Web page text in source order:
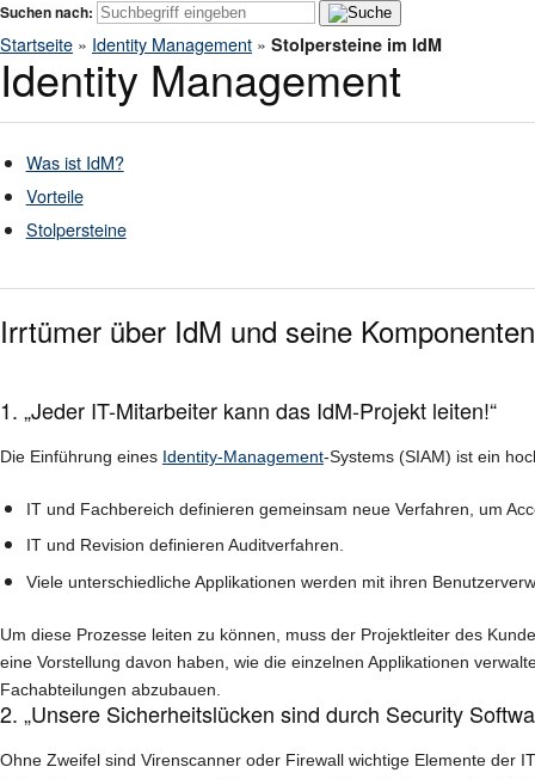
Suchen nach:
Startseite » Identity Management » Stolpersteine im IdM
Identity Management
Was ist IdM?
Vorteile
Stolpersteine
Irrtümer über IdM und seine Komponenten
1. „Jeder IT-Mitarbeiter kann das IdM-Projekt leiten!“
Die Einführung eines Identity-Management-Systems (SIAM) ist ein
IT und Fachbereich definieren gemeinsam neue Verfahren, um
IT und Revision definieren Auditverfahren.
Viele unterschiedliche Applikationen werden mit ihren
Um diese Prozesse leiten zu können, muss der Projektleiter des
eine Vorstellung davon haben, wie die einzelnen Applikationen
Fachabteilungen abzubauen.
2. „Unsere Sicherheitslücken sind durch Security
Ohne Zweifel sind Virenscanner oder Firewall wichtige Elemente der